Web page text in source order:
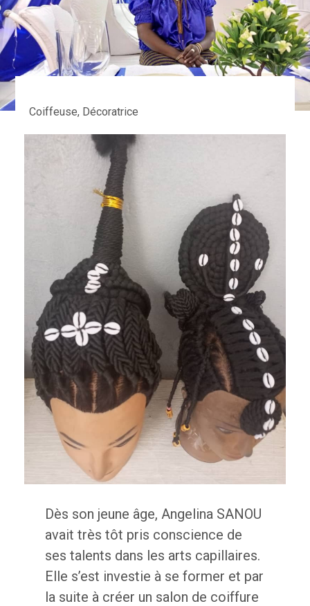
Coiffeuse, Décoratrice
Dès son jeune âge, Angelina SANOU
avait très tôt pris conscience de
ses talents dans les arts capillaires.
Elle s’est investie à se former et par
la suite à créer un salon de coiffure